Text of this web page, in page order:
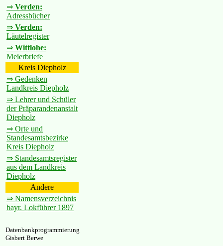
⇒ Verden:
Adressbücher
⇒ Verden:
Läutelregister
⇒ Wittlohe:
Meierbriefe
Kreis Diepholz
⇒ Gedenken
Landkreis Diepholz
⇒ Lehrer und Schüler
der Präparandenanstalt
Diepholz
⇒ Orte und
Standesamtsbezirke
Kreis Diepholz
⇒ Standesamtsregister
aus dem Landkreis
Diepholz
Andere
⇒ Namensverzeichnis
bayr. Lokführer 1897
Datenbankprogrammierung
Gisbert Berwe